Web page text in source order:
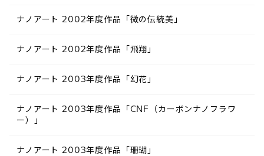
ナノアート 2002年度作品「微の伝統美」
ナノアート 2002年度作品「飛翔」
ナノアート 2003年度作品「幻花」
ナノアート 2003年度作品「CNF（カーボンナノフラワ
ー）」
ナノアート 2003年度作品「珊瑚」